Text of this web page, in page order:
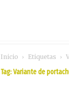
Inicio Etiquetas
Tag: Variante de